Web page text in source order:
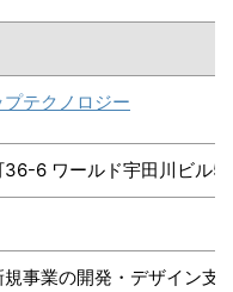
テクノロジー
6 ワールド宇田川ビル5
規事業の開発・デザイン支